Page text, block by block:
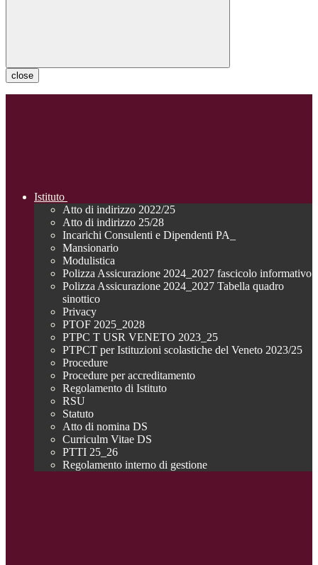
close
Istituto
Atto di indirizzo 2022/25
Atto di indirizzo 25/28
Incarichi Consulenti e Dipendenti PA_
Mansionario
Modulistica
Polizza Assicurazione 2024_2027 fascicolo informativo
Polizza Assicurazione 2024_2027 Tabella quadro
sinottico
Privacy
PTOF 2025_2028
PTPC T USR VENETO 2023_25
PTPCT per Istituzioni scolastiche del Veneto 2023/25
Procedure
Procedure per accreditamento
Regolamento di Istituto
RSU
Statuto
Atto di nomina DS
Curriculm Vitae DS
PTTI 25_26
Regolamento interno di gestione